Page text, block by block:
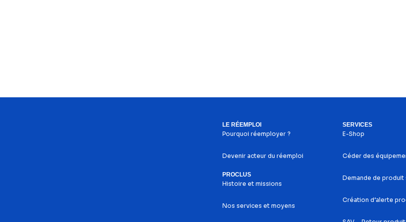
LE RÉEMPLOI
Pourquoi réemployer ?
Devenir acteur du réemploi
PROCLUS
Histoire et missions
Nos services et moyens
SERVICES
E-Shop
Céder des
Demande de produit
Création d’alerte